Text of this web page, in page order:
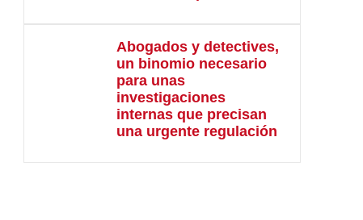
Abogados y detectives,
un binomio necesario
para unas
investigaciones
internas que precisan
una urgente regulación